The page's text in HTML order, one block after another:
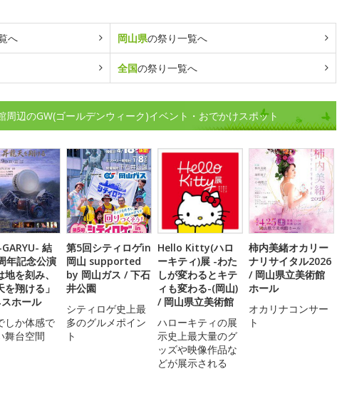
へ 岡山県の祭り一覧へ
全国の祭り一覧へ
辺のGW(ゴールデンウィーク)イベント・おでかけスポット
結
年記念公演
地を刻み、
を翔ける」
ホール
しか体感で
舞台空間
第5回シティロゲin
岡山 supported
by 岡山ガス / 下石
井公園
シティロゲ史上最
多のグルメポイン
ト
Hello Kitty(ハロ
ーキティ)展 -わた
しが変わるとキテ
ィも変わる-(岡山)
/ 岡山県立美術館
ハローキティの展
示史上最大量のグ
ッズや映像作品な
どが展示される
柿内美緒オカリー
ナリサイタル2026
/ 岡山県立美術館
ホール
オカリナコンサー
ト